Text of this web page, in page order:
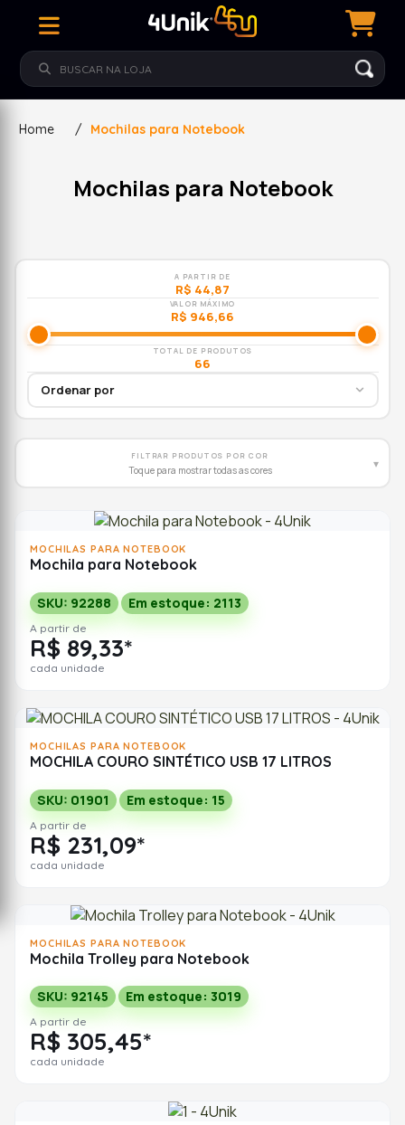
Home / Mochilas para Notebook
Mochilas para Notebook
A PARTIR DE
R$ 44,87
VALOR MÁXIMO
R$ 946,66
TOTAL DE PRODUTOS
66
FILTRAR PRODUTOS POR COR
Toque para mostrar todas as cores ▾
MOCHILAS PARA NOTEBOOK
Mochila para Notebook
SKU: 92288 Em estoque: 2113
A partir de
R$ 89,33*
cada unidade
MOCHILAS PARA NOTEBOOK
MOCHILA COURO SINTÉTICO USB 17 LITROS
SKU: 01901 Em estoque: 15
A partir de
R$ 231,09*
cada unidade
MOCHILAS PARA NOTEBOOK
Mochila Trolley para Notebook
SKU: 92145 Em estoque: 3019
A partir de
R$ 305,45*
cada unidade